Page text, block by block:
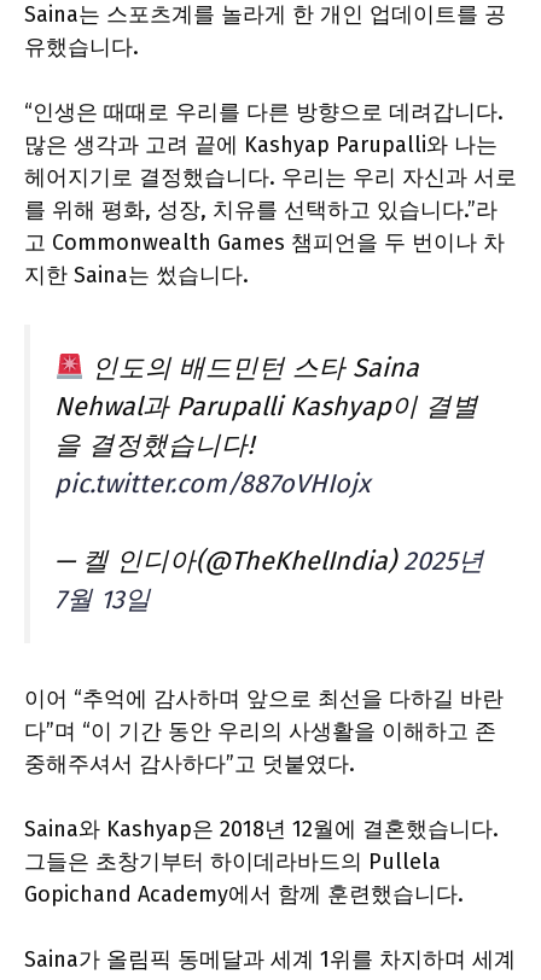
Saina는 스포츠계를 놀라게 한 개인 업데이트를 공
유했습니다.
“인생은 때때로 우리를 다른 방향으로 데려갑니다.
많은 생각과 고려 끝에 Kashyap Parupalli와 나는
헤어지기로 결정했습니다. 우리는 우리 자신과 서로
를 위해 평화, 성장, 치유를 선택하고 있습니다.”라
고 Commonwealth Games 챔피언을 두 번이나 차
지한 Saina는 썼습니다.
인도의 배드민턴 스타 Saina
Nehwal과 Parupalli Kashyap이 결별
을 결정했습니다!
pic.twitter.com/887oVHIojx
— 켈 인디아(@TheKhelIndia)2025년
7월 13일
이어 “추억에 감사하며 앞으로 최선을 다하길 바란
다”며 “이 기간 동안 우리의 사생활을 이해하고 존
중해주셔서 감사하다”고 덧붙였다.
Saina와 Kashyap은 2018년 12월에 결혼했습니다.
그들은 초창기부터 하이데라바드의 Pullela
Gopichand Academy에서 함께 훈련했습니다.
Saina가 올림픽 동메달과 세계 1위를 차지하며 세계